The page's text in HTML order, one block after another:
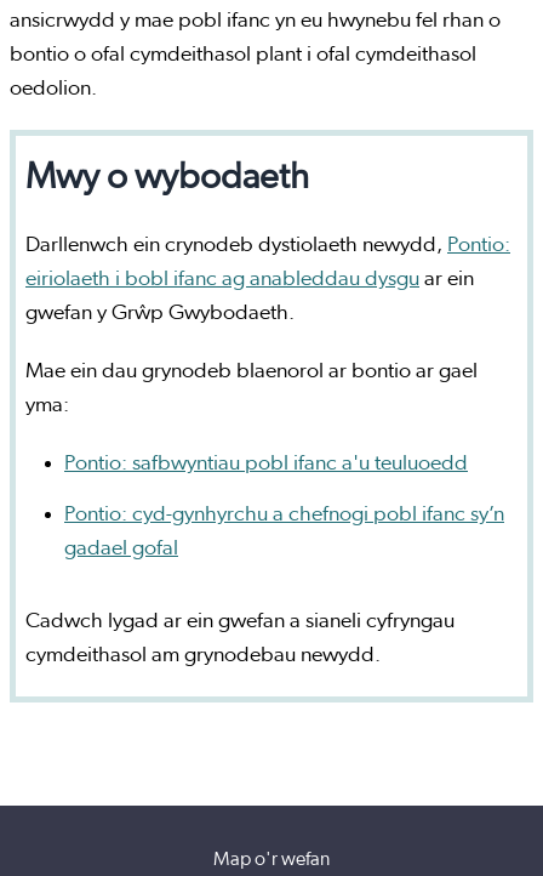
ansicrwydd y mae pobl ifanc yn eu hwynebu fel rhan o
bontio o ofal cymdeithasol plant i ofal cymdeithasol
oedolion.
Mwy o wybodaeth
Darllenwch ein crynodeb dystiolaeth newydd, Pontio:
eiriolaeth i bobl ifanc ag anableddau dysgu ar ein
gwefan y Grŵp Gwybodaeth.
Mae ein dau grynodeb blaenorol ar bontio ar gael
yma:
Pontio: safbwyntiau pobl ifanc a'u teuluoedd
Pontio: cyd-gynhyrchu a chefnogi pobl ifanc sy’n
gadael gofal
Cadwch lygad ar ein gwefan a sianeli cyfryngau
cymdeithasol am grynodebau newydd.
Map o'r wefan